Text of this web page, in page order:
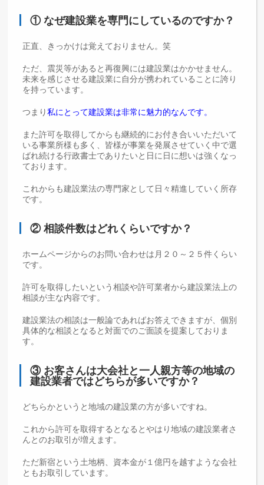
① なぜ建設業を専門にしているのですか？
正直、きっかけは覚えておりません。笑
ただ、震災等があると再復興には建設業はかかせません。
未来を感じさせる建設業に自分が携われていることに誇り
を持っています。
つまり私にとって建設業は非常に魅力的なんです。
また許可を取得してからも継続的にお付き合いいただいて
いる事業所様も多く、皆様が事業を発展させていく中で選
ばれ続ける行政書士でありたいと日に日に想いは強くなっ
ております。
これからも建設業法の専門家として日々精進していく所存
です。
② 相談件数はどれくらいですか？
ホームページからのお問い合わせは月２０～２５件くらい
です。
許可を取得したいという相談や許可業者から建設業法上の
相談が主な内容です。
建設業法の相談は一般論であればお答えできますが、個別
具体的な相談となると対面でのご面談を提案しておりま
す。
③ お客さんは大会社と一人親方等の地域の
建設業者ではどちらが多いですか？
どちらかというと地域の建設業の方が多いですね。
これから許可を取得するとなるとやはり地域の建設業者さ
んとのお取引が増えます。
ただ新宿という土地柄、資本金が１億円を越すような会社
ともお取引しています。